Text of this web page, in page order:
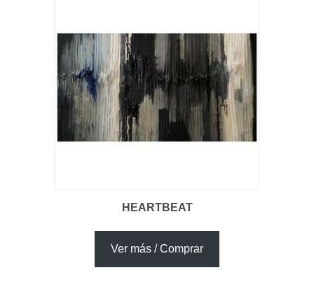
HEARTBEAT
Ver más / Comprar